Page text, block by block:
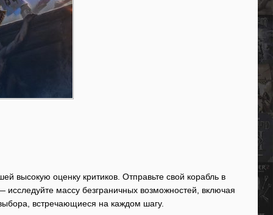
высокую оценку критиков. Отправьте свой корабль в
массу безграничных возможностей, включая
встречающиеся на каждом шагу.